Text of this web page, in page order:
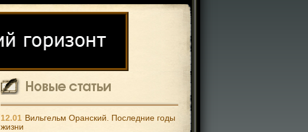
12.01 Вильгельм Оранский. Последние годы
жизни